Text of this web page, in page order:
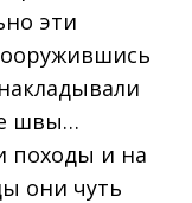
эти
швы…
походы и на
они чуть